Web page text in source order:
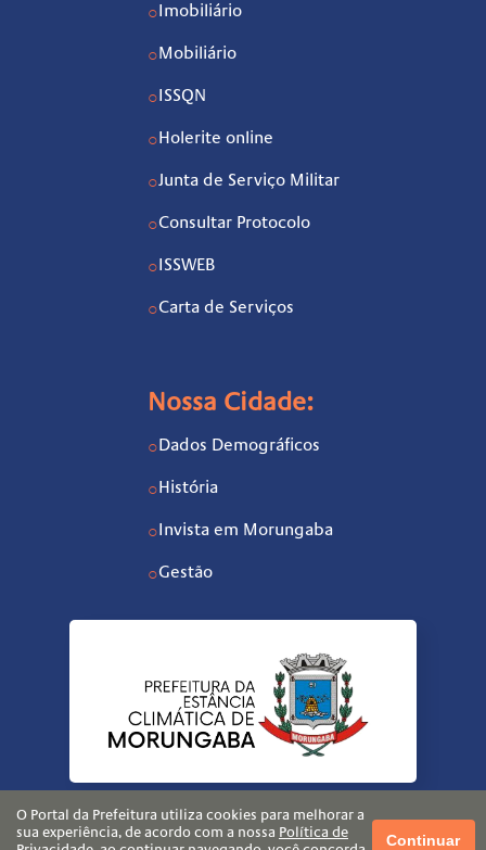
○ Imobiliário
○Mobiliário
○ ISSQN
○ Holerite online
○Junta de Serviço Militar
○Consultar Protocolo
○ ISSWEB
○Carta de Serviços
Nossa Cidade:
○ Dados Demográficos
○ História
○ Invista em Morungaba
○Gestão
O Portal da Prefeitura utiliza cookies para melhorar a
sua experiência, de acordo com a nossa Política de
Continuar